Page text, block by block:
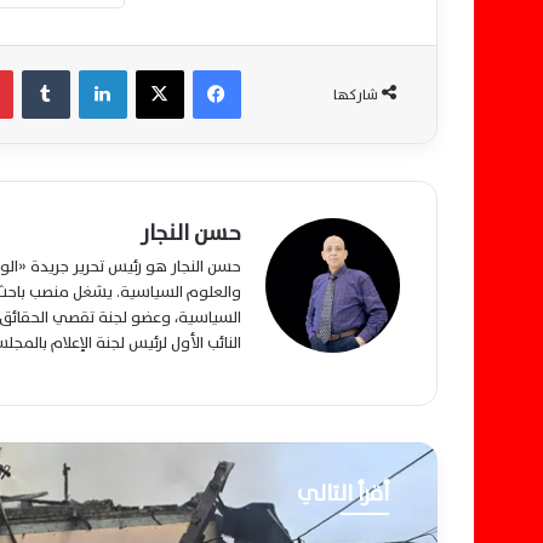
شاركها
فيسبوك ‫X لينكدإن
حسن النجار
حسن النجار هو رئيس تحرير جريدة
والعلوم السياسية. يشغل منصب
السياسية، وعضو لجنة تقصي
النائب الأول لرئيس لجنة الإعلام
أقرأ التالي